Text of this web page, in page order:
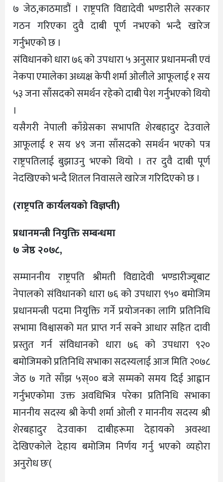
७ जेठ,काठमाडौं । राष्ट्रपति विद्यादेवी भण्डारीले सरकार
गठन गरिएका दुवै दाबी पूर्ण नभएको भन्दै खारेज
गर्नुभएको छ ।
संविधानको धारा ७६ को उपधारा ५ अनुसार प्रधानमन्त्री एवं
नेकपा एमालेका अध्यक्ष केपी शर्मा ओलीले आफूलाई १ सय
५३ जना साँसदको समर्थन रहेको दाबी पेश गर्नुभएको थियो
।
यसैगरी नेपाली काँग्रेसका सभापति शेरबहादुर देउवाले
आफूलाई १ सय ४९ जना साँसदको समर्थन भएको पत्र
राष्ट्रपतिलाई बुझाउनु भएको थियो । तर दुवै दाबी पूर्ण
नेदखिएको भन्दै शितल निवासले खारेज गरिदिएको छ ।
(राष्ट्रपति कार्यलयको विज्ञप्ती)
प्रधानमन्त्री नियुक्ति सम्बन्धमा
७ जेष्ठ २०७८,
सम्माननीय राष्ट्रपति श्रीमती विद्यादेवी भण्डारीज्यूबाट
नेपालको संविधानको धारा ७६ को उपधारा ९५० बमोजिम
प्रधानमन्त्री पदमा नियुक्ति गर्ने प्रयोजनका लागि प्रतिनिधि
सभामा विश्वासको मत प्राप्त गर्न सक्ने आधार सहित दावी
प्रस्तुत गर्न संविधानको धारा ७६ को उपधारा ९२०
बमोजिमको प्रतिनिधि सभाका सदस्यलाई आज मिति २०७८
जेठ ७ गते साँझ ५स्०० बजे सम्मको समय दिई आह्वान
गर्नुभएकोमा उक्त अवधिभित्र परेका प्रतिनिधि सभाका
माननीय सदस्य श्री केपी शर्मा ओली र माननीय सदस्य श्री
शेरबहादुर देउवाका दाबीहरूमा देहायको अवस्था
देखिएकोले देहाय बमोजिम निर्णय गर्नु भएको व्यहोरा
अनुरोध छः(